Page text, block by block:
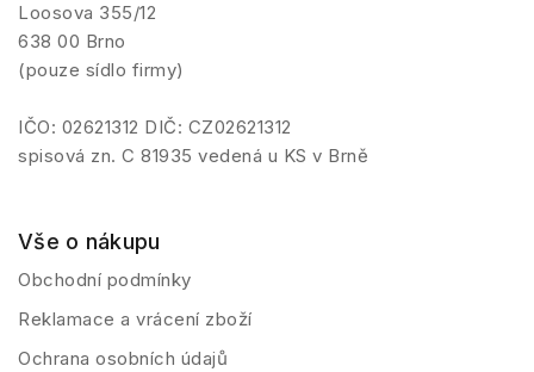
Loosova 355/12
638 00 Brno
(pouze sídlo firmy)
IČO: 02621312 DIČ: CZ02621312
spisová zn. C 81935 vedená u KS v Brně
Vše o nákupu
Obchodní podmínky
Reklamace a vrácení zboží
Ochrana osobních údajů